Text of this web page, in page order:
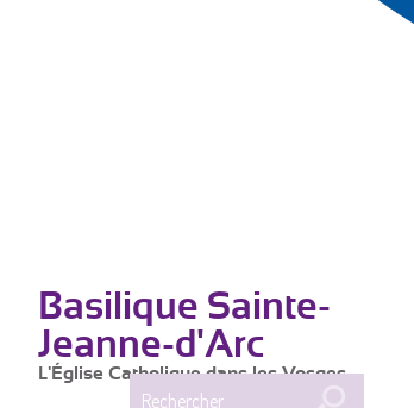
Basilique Sainte-
Jeanne-d'Arc
L'Église Catholique dans les Vosges
Rechercher